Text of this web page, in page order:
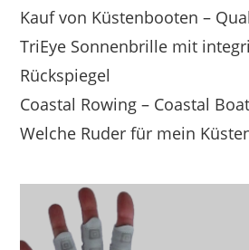
Kauf von Küstenbooten –
TriEye Sonnenbrille mit
Rückspiegel
Coastal Rowing – Coastal
Welche Ruder für mein